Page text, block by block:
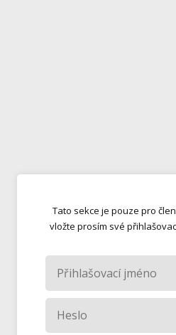
Tato sekce je pouze pro
vložte prosím své